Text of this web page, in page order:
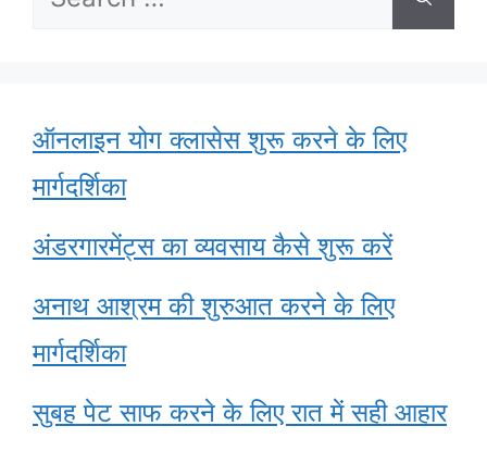
ऑनलाइन योग क्लासेस शुरू करने के लिए
मार्गदर्शिका
अंडरगारमेंट्स का व्यवसाय कैसे शुरू करें
अनाथ आश्रम की शुरुआत करने के लिए
मार्गदर्शिका
सुबह पेट साफ करने के लिए रात में सही आहार